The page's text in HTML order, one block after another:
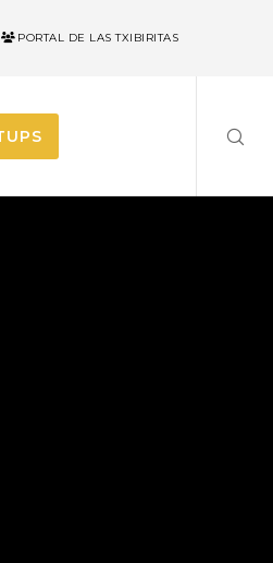
PORTAL DE LAS TXIBIRITAS